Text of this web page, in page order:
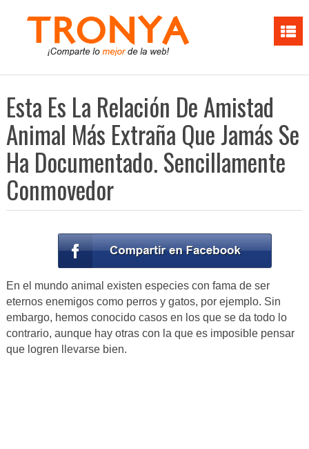
Esta Es La Relación De Amistad
Animal Más Extraña Que Jamás Se
Ha Documentado. Sencillamente
Conmovedor
En el mundo animal existen especies con fama de ser
eternos enemigos como perros y gatos, por ejemplo. Sin
embargo, hemos conocido casos en los que se da todo lo
contrario, aunque hay otras con la que es imposible pensar
que logren llevarse bien.